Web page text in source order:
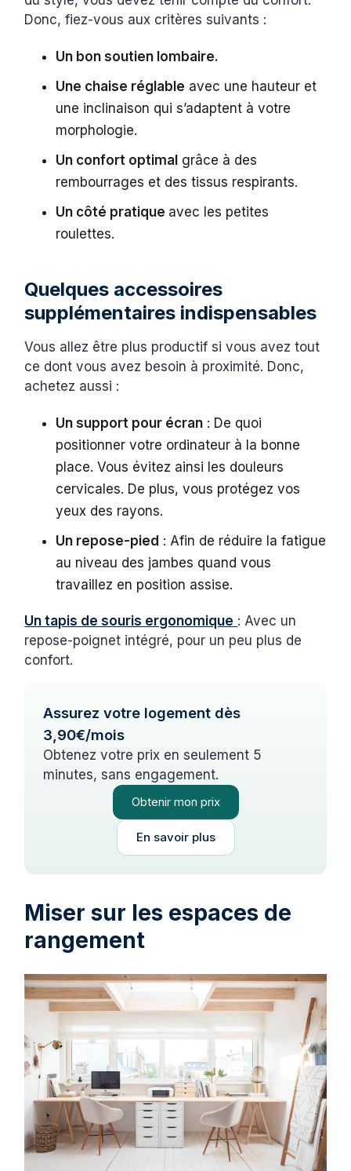
Donc, fiez-vous aux critères suivants :
Un bon soutien lombaire.
Une chaise réglable avec une hauteur et
une inclinaison qui s’adaptent à votre
morphologie.
Un confort optimal grâce à des
rembourrages et des tissus respirants.
Un côté pratique avec les petites
roulettes.
Quelques accessoires
supplémentaires indispensables
Vous allez être plus productif si vous avez tout
ce dont vous avez besoin à proximité. Donc,
achetez aussi :
Un support pour écran : De quoi
positionner votre ordinateur à la bonne
place. Vous évitez ainsi les douleurs
cervicales. De plus, vous protégez vos
yeux des rayons.
Un repose-pied : Afin de réduire la fatigue
au niveau des jambes quand vous
travaillez en position assise.
Un tapis de souris ergonomique : Avec un
repose-poignet intégré, pour un peu plus de
confort.
Assurez votre logement dès
3,90€/mois
Obtenez votre prix en seulement 5
minutes, sans engagement.
Obtenir mon prix
En savoir plus
Miser sur les espaces de
rangement